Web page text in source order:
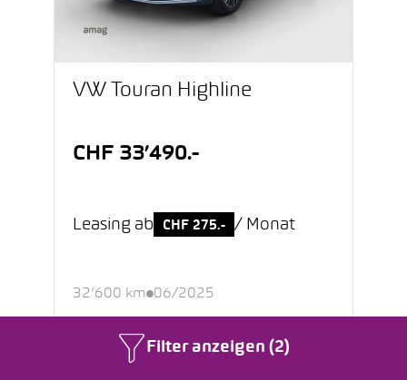
Filter anzeigen (2)
VW Touran Highline
CHF 33’490.-
Leasing ab CHF 275.- / Monat
32’600 km 06/2025